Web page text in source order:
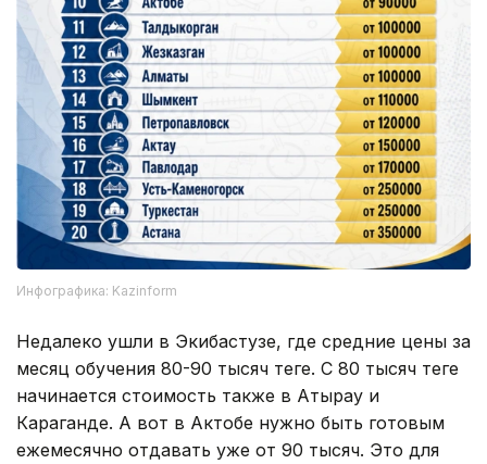
Инфографика: Kazinform
Недалеко ушли в Экибастузе, где средние цены за
месяц обучения 80-90 тысяч теңге. С 80 тысяч теңге
начинается стоимость также в Атырау и
Караганде. А вот в Актобе нужно быть готовым
ежемесячно отдавать уже от 90 тысяч. Это для